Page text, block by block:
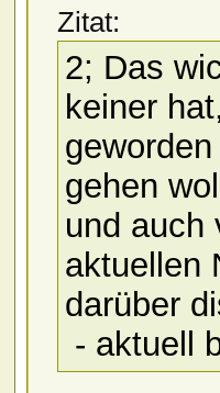
Zitat:
2; Das
keiner
gehen
und auch
aktuellen
darüber
- aktuell